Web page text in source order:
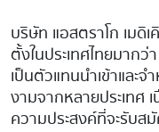
บริษัท แอสตราโก เมดิ
ตั้งในประเทศไทยมาก
เป็นตัวแทนนำเข้าและจ
งามจากหลายประเทศ
ความประสงค์ที่จะรับ